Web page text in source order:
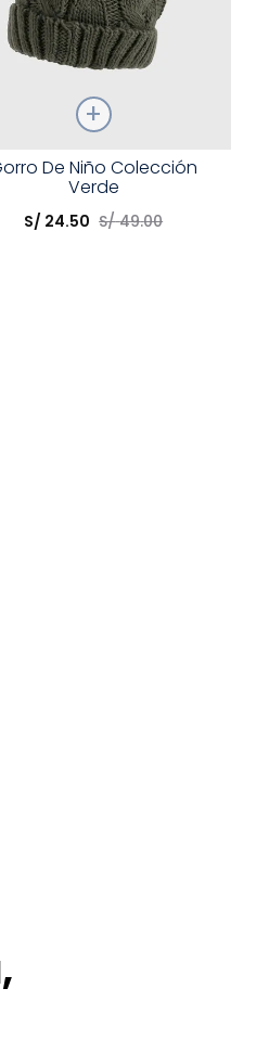
una opción
De Niño Colección
Verde
S/ 24.50 S/ 49.00